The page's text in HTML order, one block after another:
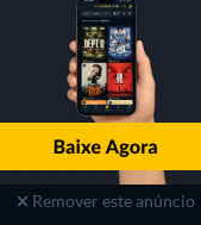
Remover este anúncio